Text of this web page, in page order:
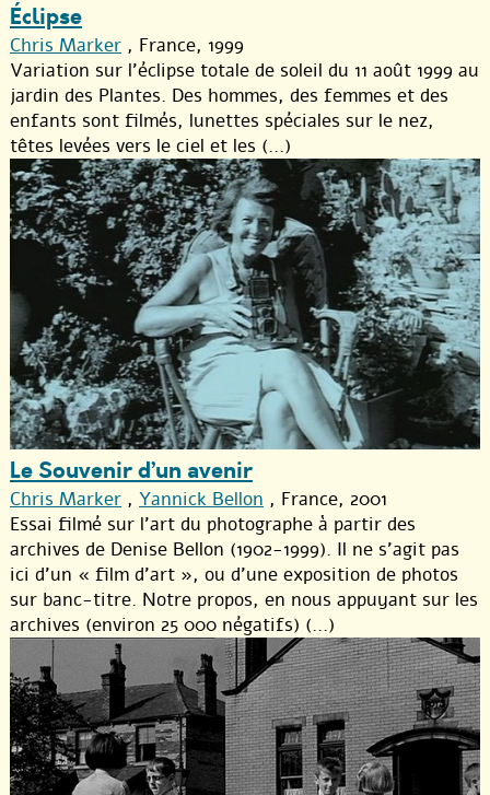
Éclipse
Chris Marker , France, 1999
Variation sur l’éclipse totale de soleil du 11 août 1999 au
jardin des Plantes. Des hommes, des femmes et des
enfants sont filmés, lunettes spéciales sur le nez,
têtes levées vers le ciel et les (...)
Le Souvenir d’un avenir
Chris Marker , Yannick Bellon , France, 2001
Essai filmé sur l’art du photographe à partir des
archives de Denise Bellon (1902-1999). Il ne s’agit pas
ici d’un « film d’art », ou d’une exposition de photos
sur banc-titre. Notre propos, en nous appuyant sur les
archives (environ 25 000 négatifs) (...)